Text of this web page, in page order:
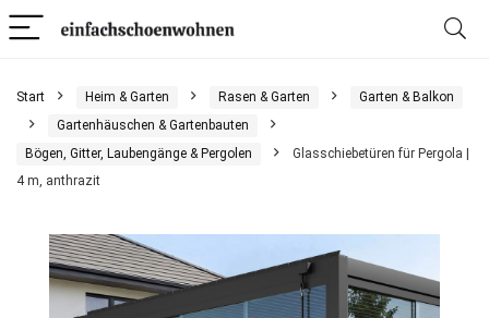
Start Heim & Garten Rasen & Garten
Garten & Balkon
Gartenhäuschen & Gartenbauten
Bögen, Gitter, Laubengänge & Pergolen
Glasschiebetüren für Pergola |
4 m, anthrazit